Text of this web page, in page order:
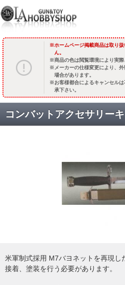
ホームページ掲載商品は取り
ん。
商品の色は閲覧環境により実際
メーカーの仕様変更により、
場合があります。
お客様都合によるキャンセル
承下さい。
米軍制式採用 M7バヨネットを再現し
接着、塗装を行う必要があります。